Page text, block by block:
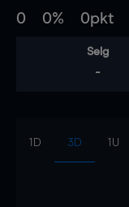
0 0% 0pkt
Selg
-
1D 3D 1U